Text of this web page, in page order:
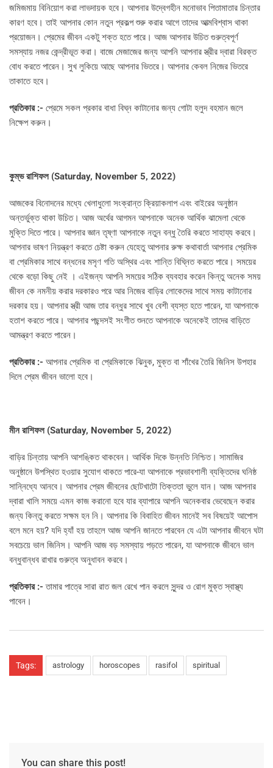
জমিজমায় বিনিয়োগ করা লাভদায়ক হবে। আপনার উদ্বেগহীন মনোভাব পিতামাতার চিন্তার
কারণ হবে। তাই আপনার কোন নতুন প্রকল্প শুরু করার আগে তাদের আত্মবিশ্বাস থাকা
প্রয়োজন। প্রেমের জীবন একটু শক্ত হতে পারে। আজ আপনার উচিত গুরুত্বপূর্ণ
সমস্যায় নজর কেন্দ্রীভূত করা। বাজে মেজাজের জন্য আপনি আপনার স্ত্রীর দ্বারা বিরক্ত
বোধ করতে পারেন। সুখ লুকিয়ে আছে আপনার ভিতরে। আপনার কেবল নিজের ভিতরে
তাকাতে হবে।
প্রতিকার :- প্রেমে সকল প্রকার বাধা বিঘ্ন কাটানোর জন্য গোটা হলুদ বহমান জলে
নিক্ষেপ করুন।
কুম্ভ রাশিফল (Saturday, November 5, 2022)
আজকের বিনোদনের মধ্যে খেলাধুলো সংক্রান্ত ক্রিয়াকলাপ এবং বাইরের অনুষ্ঠান
অন্তর্ভুক্ত থাকা উচিত। আজ অর্থের আগমন আপনাকে অনেক আর্থিক ঝামেলা থেকে
মুক্তি দিতে পারে। আপনার জ্ঞান তৃষ্ণা আপনাকে নতুন বন্ধু তৈরি করতে সাহায্য করবে।
আপনার ভাষণ নিয়ন্ত্রণ করতে চেষ্টা করুন যেহেতু আপনার রুক্ষ কথাবার্তা আপনার প্রেমিক
বা প্রেমিকার সাথে বন্ধনের মসৃণ গতি অস্থির এবং শান্তি বিঘ্নিত করতে পারে। সময়ের
থেকে বড়ো কিছু নেই । এইজন্য আপনি সময়ের সঠিক ব্যবহার করেন কিন্তু অনেক সময়
জীবন কে নমনীয় করার দরকারও পরে আর নিজের বাড়ির লোকেদের সাথে সময় কাটানোর
দরকার হয়। আপনার স্ত্রী আজ তার বন্ধুর সাথে খুব বেশী ব্যস্ত হতে পারেন, যা আপনাকে
হতাশ করতে পারে। আপনার পছন্দসই সংগীত শুনতে আপনাকে অনেকেই তাদের বাড়িতে
আমন্ত্রণ করতে পারেন।
প্রতিকার :- আপনার প্রেমিক বা প্রেমিকাকে ঝিনুক, মুক্ত বা শাঁখের তৈরি জিনিস উপহার
দিলে প্রেম জীবন ভালো হবে।
মীন রাশিফল (Saturday, November 5, 2022)
বাড়ির চিন্তায় আপনি আশঙ্কিত থাকবেন। আর্থিক দিকে উন্নতি নিশ্চিত। সামাজির
অনুষ্ঠানে উপস্থিত হওয়ার সুযোগ থাকতে পারে-যা আপনাকে প্রভাবশালী ব্যক্তিদের ঘনিষ্ঠ
সান্নিধ্যে আনবে। আপনার প্রেম জীবনের ছোটখাটো তিক্ততা ভুলে যান। আজ আপনার
দ্বারা খালি সময়ে এমন কাজ করানো হবে যার ব্যাপারে আপনি অনেকবার ভেবেছেন করার
জন্য কিন্তু করতে সক্ষম হন নি। আপনার কি বিবাহিত জীবন মানেই সব বিষয়েই আপোস
বলে মনে হয়? যদি হ্যাঁ হয় তাহলে আজ আপনি জানতে পারবেন যে এটা আপনার জীবনে ঘটা
সবচেয়ে ভাল জিনিস। আপনি আজ বড় সমস্যায় পড়তে পারেন, যা আপনাকে জীবনে ভাল
বন্ধুবান্ধব রাখার গুরুত্ব অনুধাবন করবে।
প্রতিকার :- তামার পাত্রে সারা রাত জল রেখে পান করলে সুন্দর ও রোগ মুক্ত স্বাস্থ্য
পাবেন।
Tags: astrology horoscopes rasifol spiritual
You can share this post!